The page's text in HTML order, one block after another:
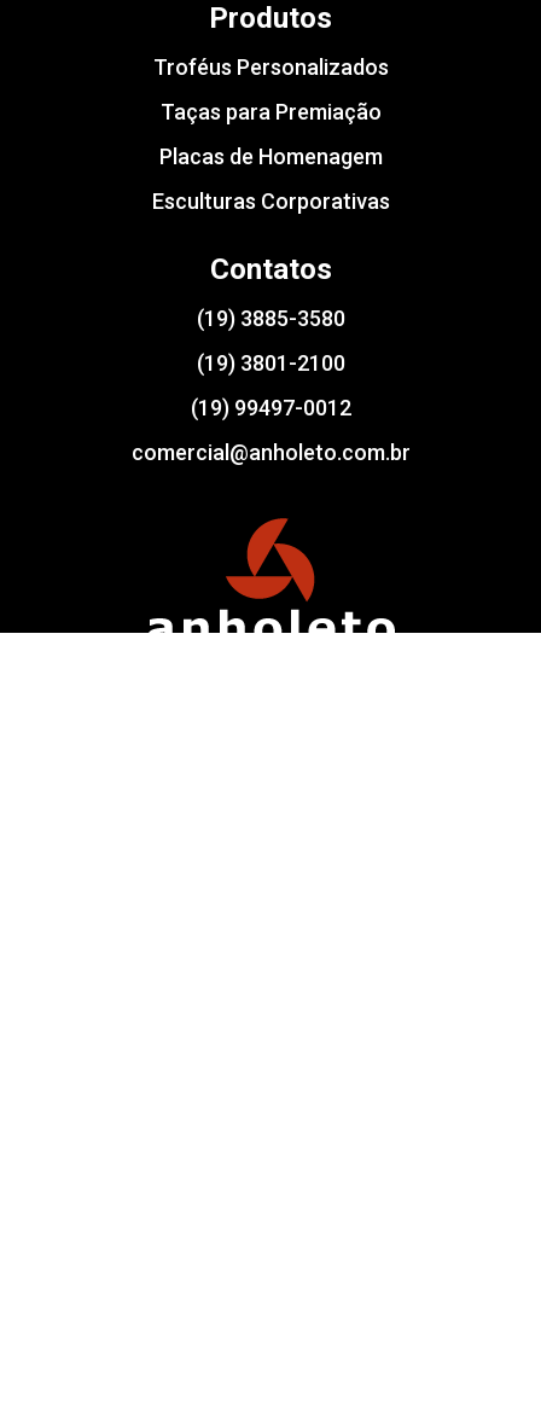
Produtos
Troféus Personalizados
Taças para Premiação
Placas de Homenagem
Esculturas Corporativas
Contatos
(19) 3885-3580
(19) 3801-2100
(19) 99497-0012
comercial@anholeto.com.br